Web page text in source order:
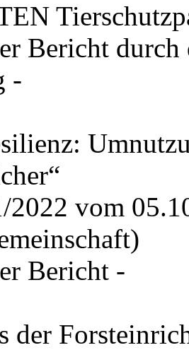
Bericht
-
2022 vom
Bericht -
der